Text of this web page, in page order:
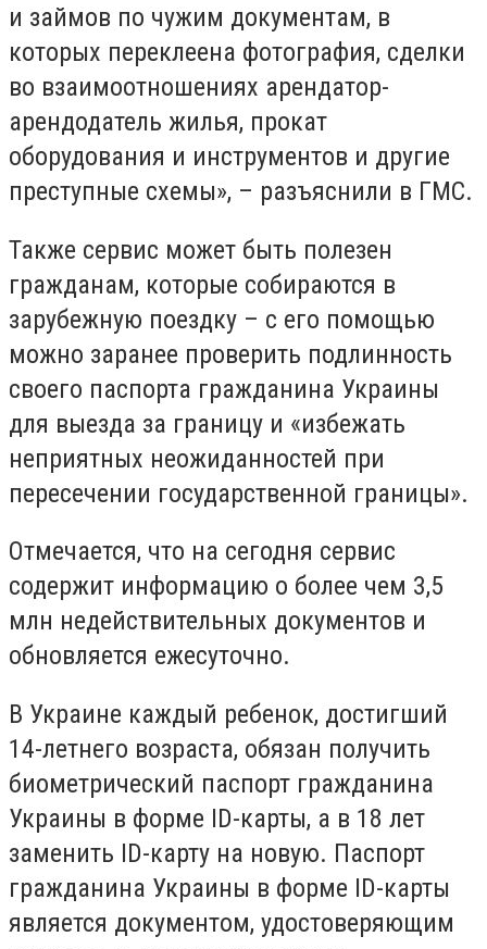
и займов по чужим документам, в
которых переклеена фотография, сделки
во взаимоотношениях арендатор-
арендодатель жилья, прокат
оборудования и инструментов и другие
преступные схемы», – разъяснили в ГМС.
Также сервис может быть полезен
гражданам, которые собираются в
зарубежную поездку – с его помощью
можно заранее проверить подлинность
своего паспорта гражданина Украины
для выезда за границу и «избежать
неприятных неожиданностей при
пересечении государственной границы».
Отмечается, что на сегодня сервис
содержит информацию о более чем 3,5
млн недействительных документов и
обновляется ежесуточно.
В Украине каждый ребенок, достигший
14-летнего возраста, обязан получить
биометрический паспорт гражданина
Украины в форме ID-карты, а в 18 лет
заменить ID-карту на новую. Паспорт
гражданина Украины в форме ID-карты
является документом, удостоверяющим